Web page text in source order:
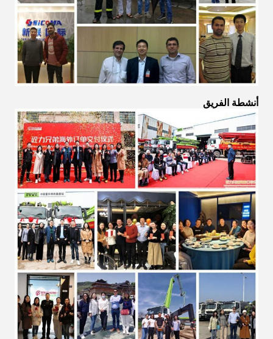
أنشطة الفريق